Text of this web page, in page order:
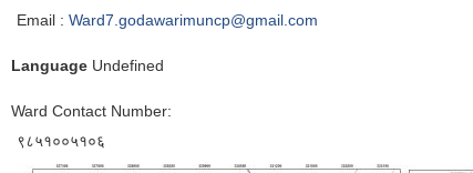
Email : Ward7.godawarimuncp@gmail.com
Language Undefined
Ward Contact Number:
९८५१००५१०६